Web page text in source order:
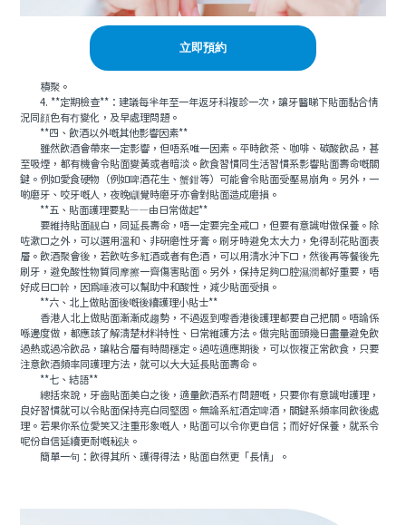
立即預約
積聚。
4. **定期檢查**：建議每半年至一年返牙科複診一次，讓牙醫睇下貼面黏合情
況同顔色有冇變化，及早處理問題。
**四、飲酒以外嘅其他影響因素**
雖然飲酒會帶來一定影響，但唔系唯一因素。平時飲茶、咖啡、碳酸飲品，甚
至吸煙，都有機會令貼面變黃或者暗淡。飲食習慣同生活習慣系影響貼面壽命嘅關
鍵。例如愛食硬物（例如啤酒花生、蟹鉗等）可能會令貼面受壓易崩角。另外，一
啲磨牙、咬牙嘅人，夜晚瞓覺時磨牙亦會對貼面造成磨損。
**五、貼面護理要點——由日常做起**
要維持貼面靓白，同延長壽命，唔一定要完全戒口，但要有意識咁做保養。除
咗漱口之外，可以選用溫和、非研磨性牙膏。刷牙時避免太大力，免得刮花貼面表
層。飲酒聚會後，若飲咗多紅酒或者有色酒，可以用清水沖下口，然後再等餐後先
刷牙，避免酸性物質同摩擦一齊傷害貼面。另外，保持足夠口腔濕潤都好重要，唔
好成日口幹，因爲唾液可以幫助中和酸性，減少貼面受損。
**六、北上做貼面後嘅後續護理小貼士**
香港人北上做貼面漸漸成趨勢，不過返到嚟香港後護理都要自己把關。唔論係
喺邊度做，都應該了解清楚材料特性、日常維護方法。做完貼面頭幾日盡量避免飲
過熱或過冷飲品，讓粘合層有時間穩定。過咗適應期後，可以恢複正常飲食，只要
注意飲酒頻率同護理方法，就可以大大延長貼面壽命。
**七、結語**
總括來說，牙齒貼面美白之後，適量飲酒系冇問題嘅，只要你有意識咁護理，
良好習慣就可以令貼面保持亮白同堅固。無論系紅酒定啤酒，關鍵系頻率同飲後處
理。若果你系位愛笑又注重形象嘅人，貼面可以令你更自信；而好好保養，就系令
呢份自信延續更耐嘅秘訣。
簡單一句：飲得其所、護得得法，貼面自然更「長情」。